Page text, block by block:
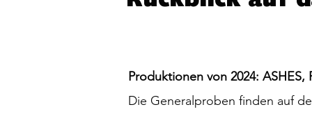
Produktionen von 2024:
Die Generalproben finden auf